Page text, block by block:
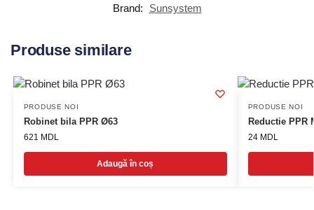
Brand:
Sunsystem
Produse similare
PRODUSE NOI
Robinet bila PPR Ø63
621 MDL
Adaugă în coș
PRODUSE NOI
Reductie PPR
24 MDL